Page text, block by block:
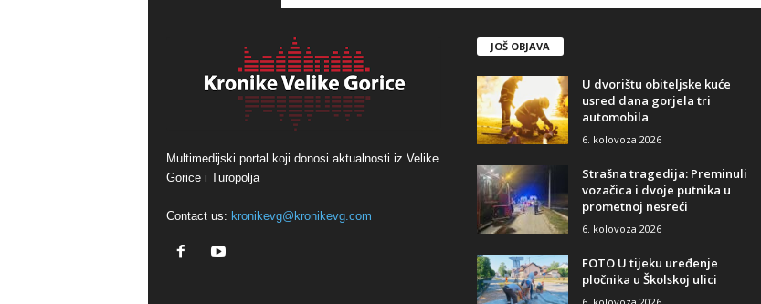
Multimedijski portal koji donosi aktualnosti iz Velike
Gorice i Turopolja
Contact us: kronikevg@kronikevg.com
JOŠ OBJAVA
U dvorištu obiteljske kuće
usred dana gorjela tri
automobila
6. kolovoza 2026
Strašna tragedija: Preminuli
vozačica i dvoje putnika u
prometnoj nesreći
6. kolovoza 2026
FOTO U tijeku uređenje
pločnika u Školskoj ulici